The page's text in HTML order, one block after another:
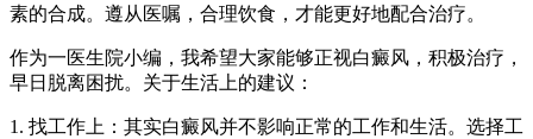
素的合成。遵从医嘱，合理饮食，才能更好地配合治疗。
作为一医生院小编，我希望大家能够正视白癜风，积极治疗，
早日脱离困扰。关于生活上的建议：
1. 找工作上：其实白癜风并不影响正常的工作和生活。选择工